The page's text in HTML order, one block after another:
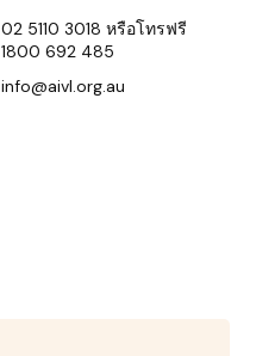
02 5110 3018 หรือโทรฟรี
1800 692 485
info@aivl.org.au